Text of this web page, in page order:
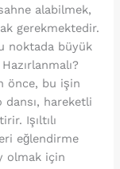
alabilmek,
gerekmektedir.
noktada büyük
önce, bu işin
hareketli
Işıltılı
eğlendirme
olmak için